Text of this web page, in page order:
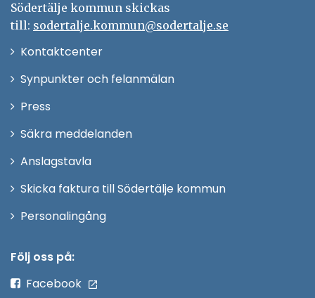
Södertälje kommun skickas
till: sodertalje.kommun@sodertalje.se
KontaktcenterÖppna
Synpunkter och felanmälan
Press
fönster
Säkra meddelanden
Anslagstavla
Skicka faktura till Södertälje kommun
PersonalingångÖppna
Följ oss på:
Facebook